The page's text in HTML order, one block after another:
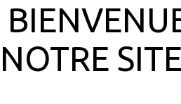
NOTRE SITE